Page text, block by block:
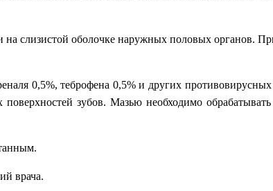
слизистой оболочке наружных половых органов.
0,5%, теброфена 0,5% и других
зубов. Мазью необходимо
врача.